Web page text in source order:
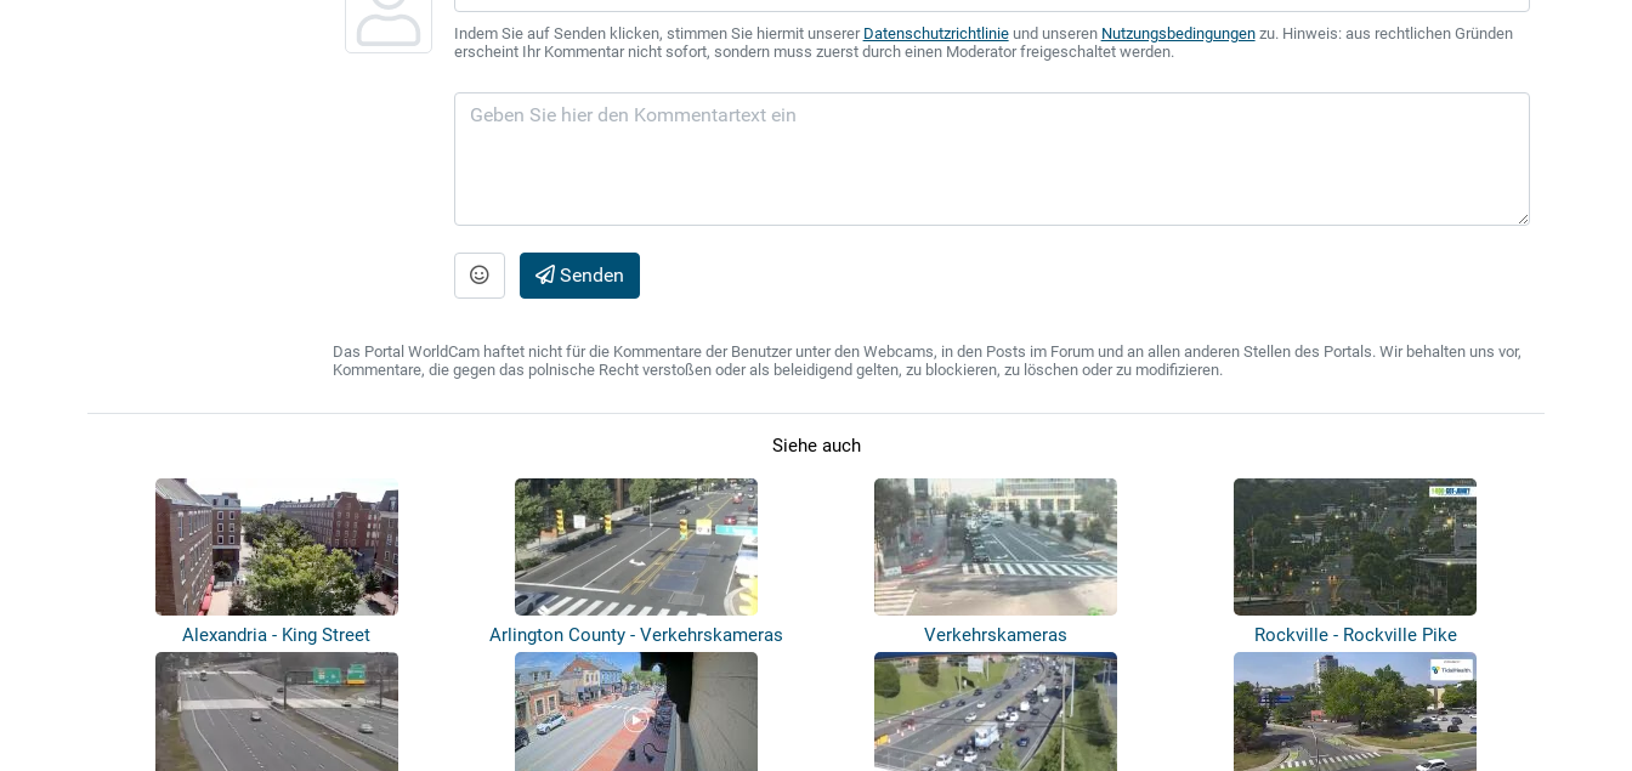
Indem Sie auf Senden klicken, stimmen Sie hiermit unserer Datenschutzrichtlinieund unseren Nutzungsbedingungenzu. Hinweis: aus rechtlichen Gründen
erscheint Ihr Kommentar nicht sofort, sondern muss zuerst durch einen Moderator freigeschaltet werden.
Senden
Das Portal WorldCam haftet nicht für die Kommentare der Benutzer unter den Webcams, in den Posts im Forum und an allen anderen Stellen des Portals. Wir behalten uns vor,
Kommentare, die gegen das polnische Recht verstoßen oder als beleidigend gelten, zu blockieren, zu löschen oder zu modifizieren.
Siehe auch
Alexandria - King Street Arlington County - Verkehrskameras Verkehrskameras Rockville - Rockville Pike